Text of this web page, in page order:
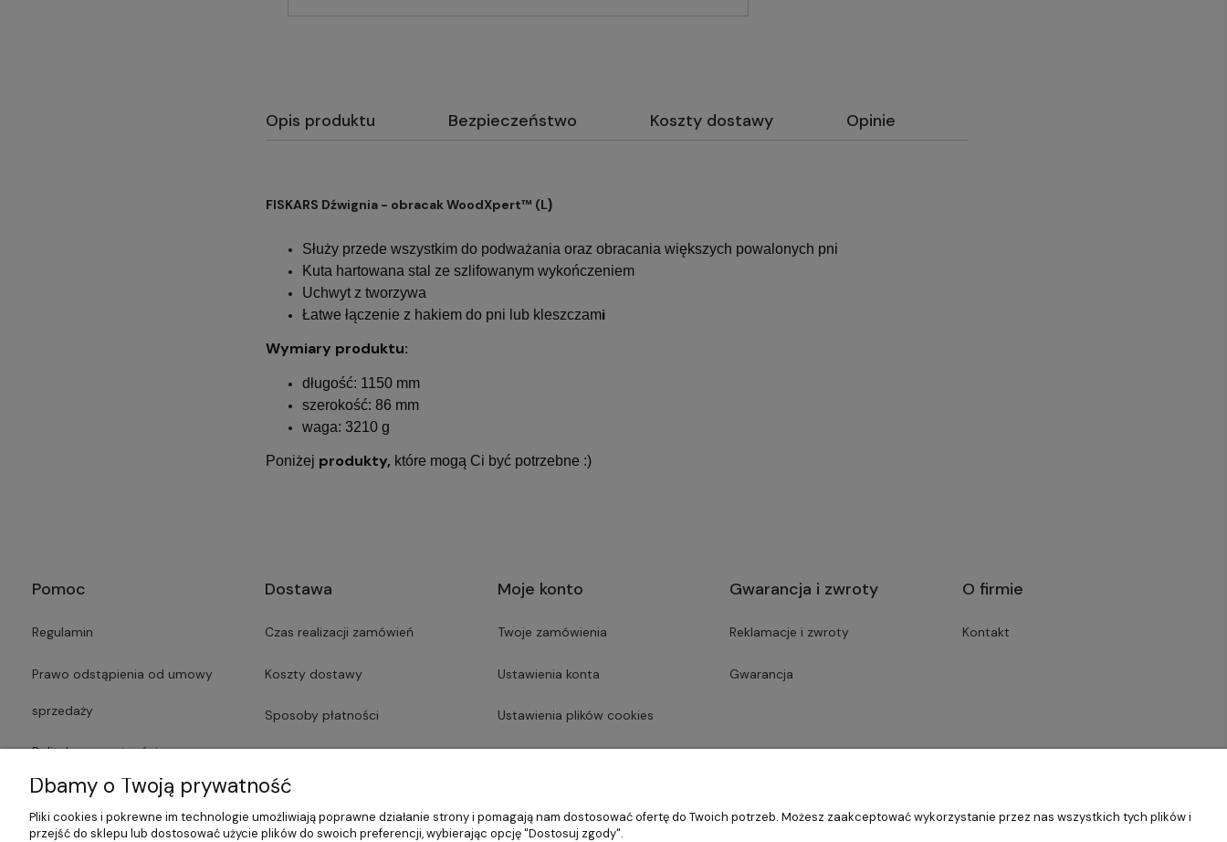
Opis produktu Bezpieczeństwo Koszty dostawy Opinie
FISKARS Dźwignia - obracak WoodXpert™ (L)
Służy przede wszystkim do podważania oraz obracania większych powalonych pni
Kuta hartowana stal ze szlifowanym wykończeniem
Uchwyt z tworzywa
Łatwe łączenie z hakiem do pni lub kleszczami
Wymiary produktu:
długość: 1150 mm
szerokość: 86 mm
waga: 3210 g
Poniżej produkty, które mogą Ci być potrzebne :)
Pomoc
Regulamin
Prawo odstąpienia od umowy
sprzedaży
Polityka prywatności
Lista dostawców usług
Formularze
Dostawa
Czas realizacji zamówień
Koszty dostawy
Sposoby płatności
Czas dostawy
Moje konto
Twoje zamówienia
Ustawienia konta
Ustawienia plików cookies
Gwarancja i zwroty
Reklamacje i zwroty
Gwarancja
O firmie
Kontakt
Dbamy o Twoją prywatność
Pliki cookies i pokrewne im technologie umożliwiają poprawne działanie strony i pomagają nam dostosować ofertę do Twoich potrzeb. Możesz zaakceptować wykorzystanie przez nas wszystkich tych plików i
przejść do sklepu lub dostosować użycie plików do swoich preferencji, wybierając opcję "Dostosuj zgody".